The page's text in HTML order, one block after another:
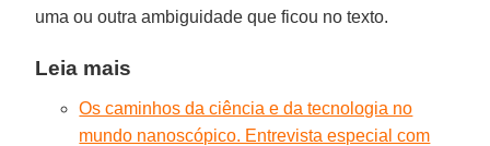
uma ou outra ambiguidade que ficou no texto.
Leia mais
Os caminhos da ciência e da tecnologia no
mundo nanoscópico. Entrevista especial com